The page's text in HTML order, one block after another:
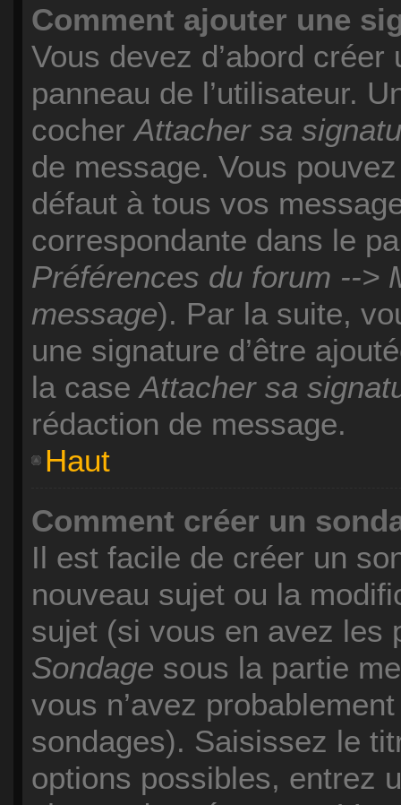
Comment ajouter une
Vous devez d’abord
panneau de l’utilisateur.
cocher Attacher sa
de message. Vous
défaut à tous vos
correspondante dans le
Préférences du forum -->
message). Par la suite,
une signature d’être
la case Attacher sa
rédaction de message.
Haut
Comment créer un
Il est facile de créer un
nouveau sujet ou la
sujet (si vous en avez les
Sondage sous la partie
vous n’avez
sondages). Saisissez le
options possibles, entrez